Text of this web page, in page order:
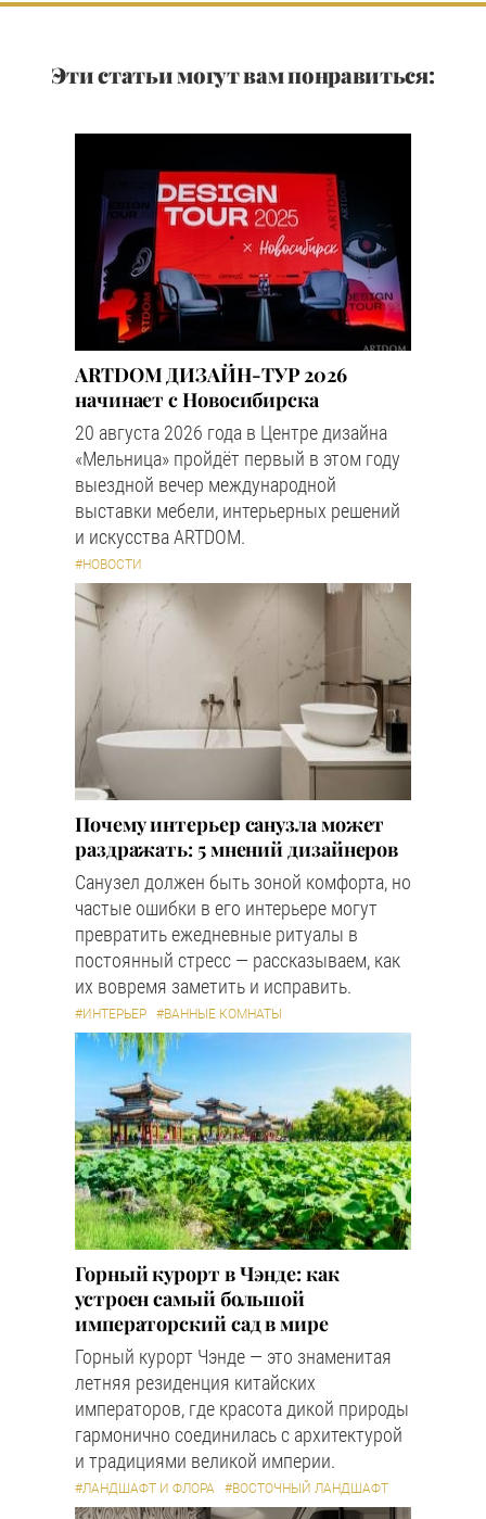
Эти статьи могут вам понравиться:
ARTDOM ДИЗАЙН-ТУР 2026
начинает с Новосибирска
20 августа 2026 года в Центре дизайна
«Мельница» пройдёт первый в этом году
выездной вечер международной
выставки мебели, интерьерных решений
и искусства ARTDOM.
#НОВОСТИ
Почему интерьер санузла может
раздражать: 5 мнений дизайнеров
Санузел должен быть зоной комфорта, но
частые ошибки в его интерьере могут
превратить ежедневные ритуалы в
постоянный стресс — рассказываем, как
их вовремя заметить и исправить.
#ИНТЕРЬЕР #ВАННЫЕ КОМНАТЫ
Горный курорт в Чэнде: как
устроен самый большой
императорский сад в мире
Горный курорт Чэнде — это знаменитая
летняя резиденция китайских
императоров, где красота дикой природы
гармонично соединилась с архитектурой
и традициями великой империи.
#ЛАНДШАФТ И ФЛОРА #ВОСТОЧНЫЙ ЛАНДШАФТ